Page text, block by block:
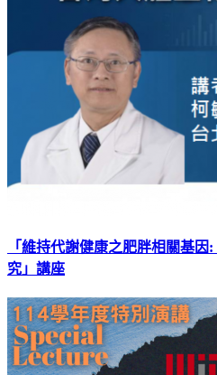
「維持代謝健康之肥胖相關基
究」講座